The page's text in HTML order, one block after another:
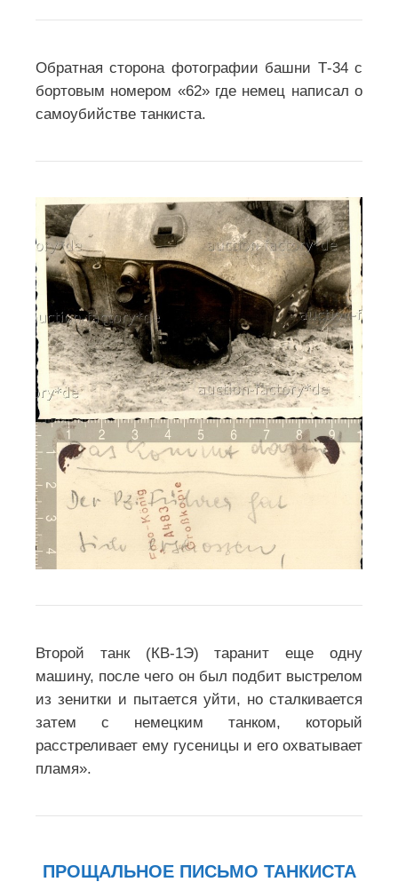
Обратная сторона фотографии башни Т-34 с
бортовым номером «62» где немец написал о
самоубийстве танкиста.
Второй танк (КВ-1Э) таранит еще одну
машину, после чего он был подбит выстрелом
из зенитки и пытается уйти, но сталкивается
затем с немецким танком, который
расстреливает ему гусеницы и его охватывает
пламя».
ПРОЩАЛЬНОЕ ПИСЬМО ТАНКИСТА